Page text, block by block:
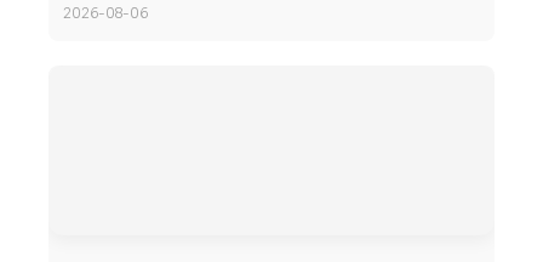
2026-08-06